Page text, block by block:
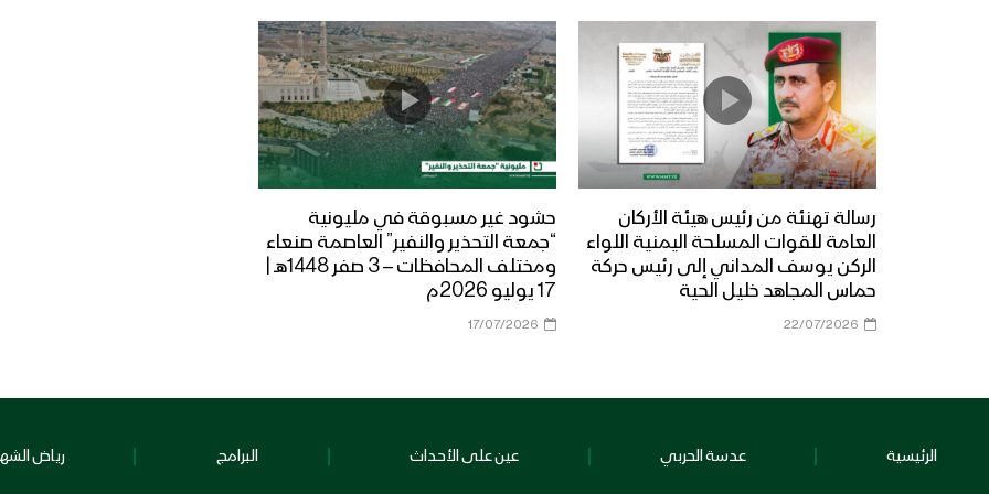
رسالة تهنئة من رئيس هيئة الأركان
العامة للقوات المسلحة اليمنية اللواء
الركن يوسف المداني إلى رئيس حركة
حماس المجاهد خليل الحية
22/07/2026
حشود غير مسبوقة في مليونية
“جمعة التحذير والنفير” العاصمة صنعاء
ومختلف المحافظات – 3 صفر 1448هـ |
17 يوليو 2026م
17/07/2026
الرئيسية عدسة الحربي عين على الأحداث البرامج رياض